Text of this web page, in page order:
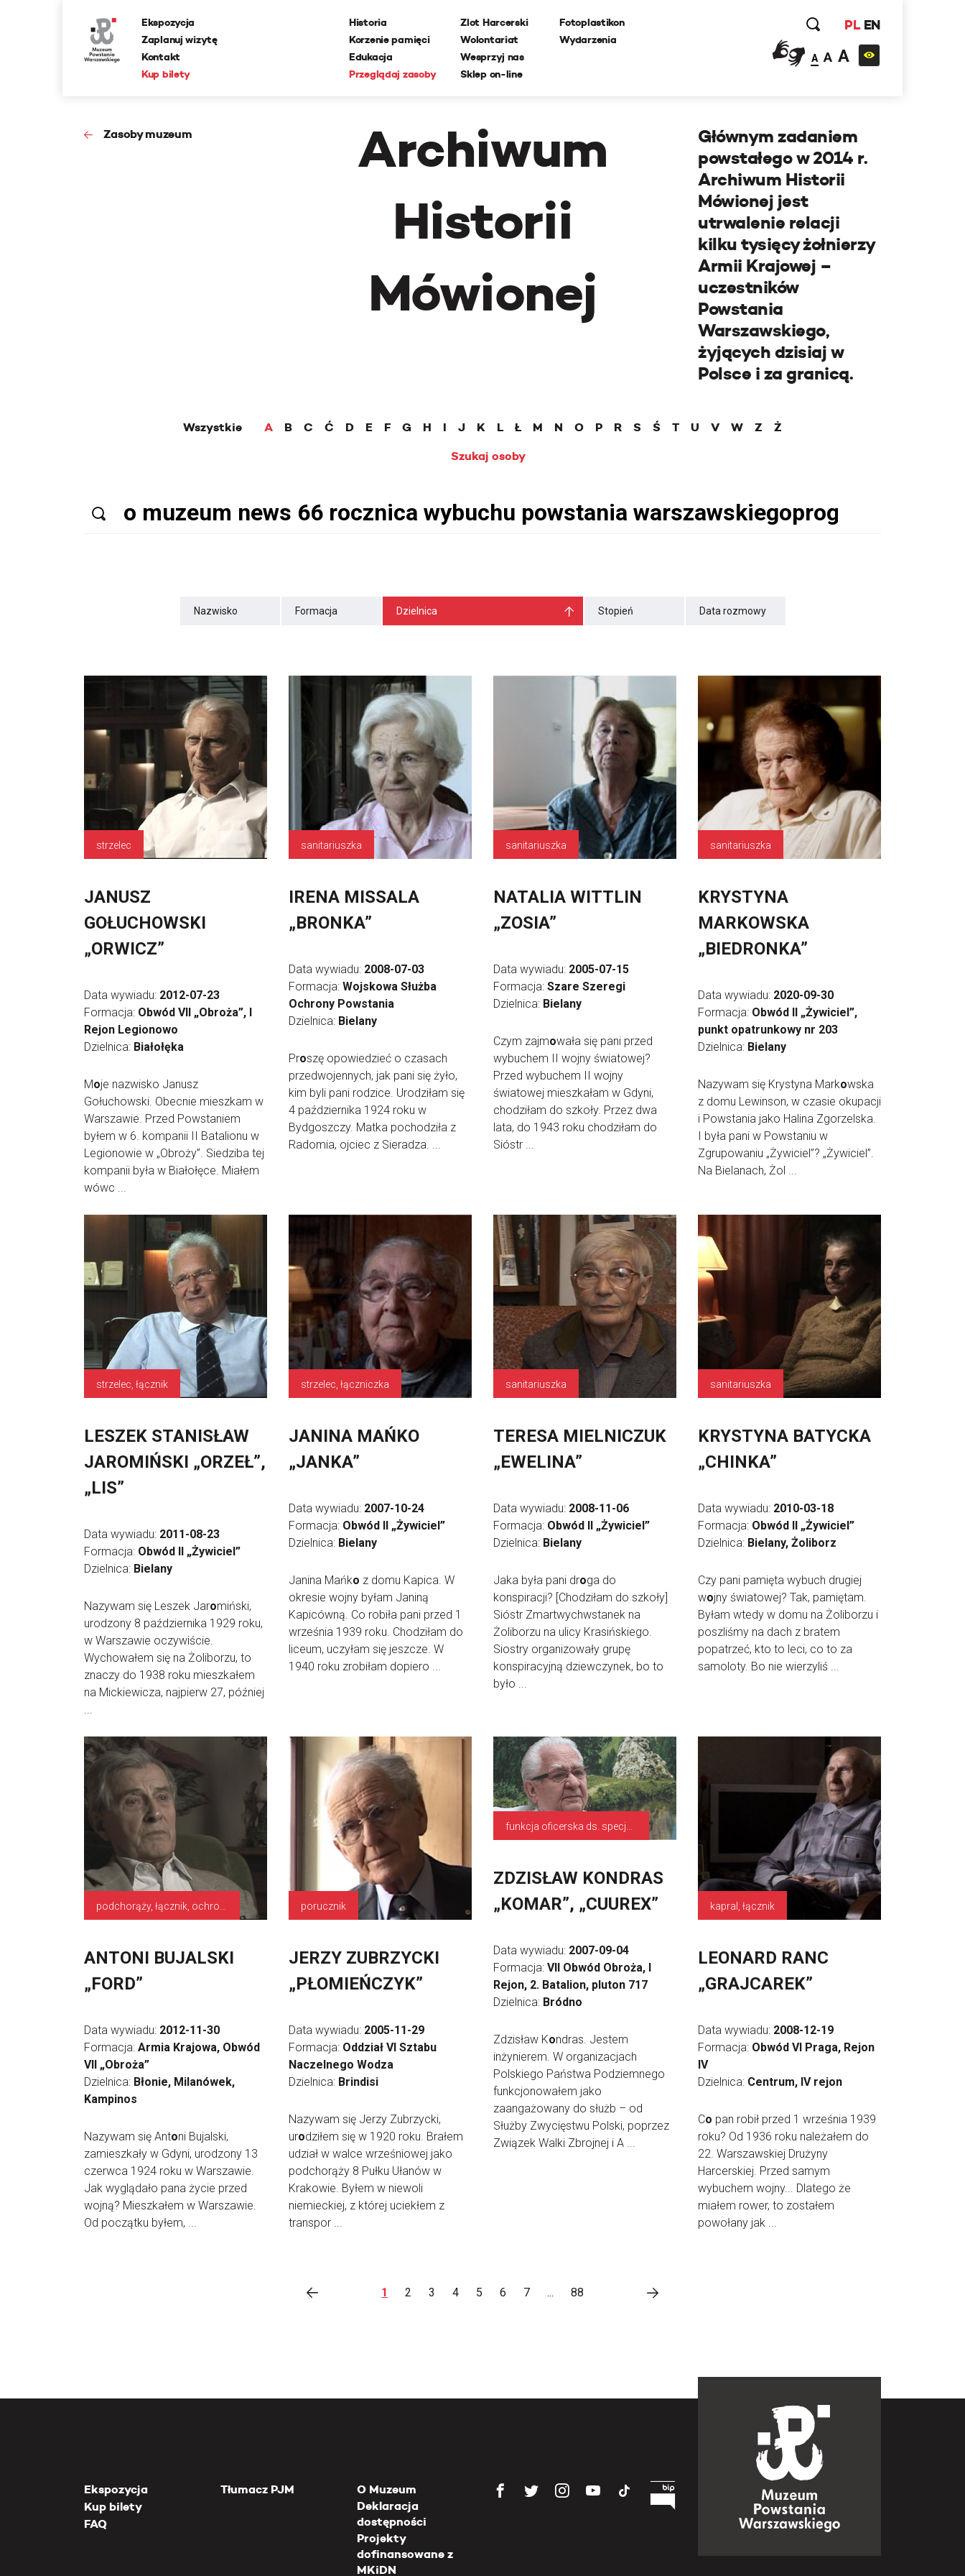
Ekspozycja
Zaplanuj wizytę
Kontakt
Kup bilety
Historia
Korzenie pamięci
Edukacja
Przeglądaj zasoby
Zlot Harcerski
Wolontariat
Wesprzyj nas
Sklep on-line
Fotoplastikon
Wydarzenia
PL EN
A A A
Zasoby muzeum
Archiwum
Historii
Mówionej
Głównym zadaniem
powstałego w 2014 r.
Archiwum Historii
Mówionej jest
utrwalenie relacji
kilku tysięcy żołnierzy
Armii Krajowej –
uczestników
Powstania
Warszawskiego,
żyjących dzisiaj w
Polsce i za granicą.
Wszystkie A B C Ć D E F G H I J K L Ł M N O P R S Ś T U V W Z
Ż
Szukaj osoby
Nazwisko Formacja Dzielnica Stopień Data rozmowy
strzelec
JANUSZ
GOŁUCHOWSKI
„ORWICZ”
Data wywiadu: 2012-07-23
Formacja: Obwód VII „Obroża”, I
Rejon Legionowo
Dzielnica: Białołęka
Moje nazwisko Janusz
Gołuchowski. Obecnie mieszkam w
Warszawie. Przed Powstaniem
byłem w 6. kompanii II Batalionu w
Legionowie w „Obroży”. Siedziba tej
kompanii była w Białołęce. Miałem
wówc ...
sanitariuszka
IRENA MISSALA
„BRONKA”
Data wywiadu: 2008-07-03
Formacja: Wojskowa Służba
Ochrony Powstania
Dzielnica: Bielany
Proszę opowiedzieć o czasach
przedwojennych, jak pani się żyło,
kim byli pani rodzice. Urodziłam się
4 października 1924 roku w
Bydgoszczy. Matka pochodziła z
Radomia, ojciec z Sieradza. ...
sanitariuszka
NATALIA WITTLIN
„ZOSIA”
Data wywiadu: 2005-07-15
Formacja: Szare Szeregi
Dzielnica: Bielany
Czym zajmowała się pani przed
wybuchem II wojny światowej?
Przed wybuchem II wojny
światowej mieszkałam w Gdyni,
chodziłam do szkoły. Przez dwa
lata, do 1943 roku chodziłam do
Sióstr ...
sanitariuszka
KRYSTYNA
MARKOWSKA
„BIEDRONKA”
Data wywiadu: 2020-09-30
Formacja: Obwód II „Żywiciel”,
punkt opatrunkowy nr 203
Dzielnica: Bielany
Nazywam się Krystyna Markowska
z domu Lewinson, w czasie okupacji
i Powstania jako Halina Zgorzelska.
I była pani w Powstaniu w
Zgrupowaniu „Żywiciel”? „Żywiciel”.
Na Bielanach, Żol ...
strzelec, łącznik
LESZEK STANISŁAW
JAROMIŃSKI „ORZEŁ”,
„LIS”
Data wywiadu: 2011-08-23
Formacja: Obwód II „Żywiciel”
Dzielnica: Bielany
Nazywam się Leszek Jaromiński,
urodzony 8 października 1929 roku,
w Warszawie oczywiście.
Wychowałem się na Żoliborzu, to
znaczy do 1938 roku mieszkałem
na Mickiewicza, najpierw 27, później
...
strzelec, łączniczka
JANINA MAŃKO
„JANKA”
Data wywiadu: 2007-10-24
Formacja: Obwód II „Żywiciel”
Dzielnica: Bielany
Janina Mańko z domu Kapica. W
okresie wojny byłam Janiną
Kapicówną. Co robiła pani przed 1
września 1939 roku. Chodziłam do
liceum, uczyłam się jeszcze. W
1940 roku zrobiłam dopiero ...
sanitariuszka
TERESA MIELNICZUK
„EWELINA”
Data wywiadu: 2008-11-06
Formacja: Obwód II „Żywiciel”
Dzielnica: Bielany
Jaka była pani droga do
konspiracji? [Chodziłam do szkoły]
Sióstr Zmartwychwstanek na
Żoliborzu na ulicy Krasińskiego.
Siostry organizowały grupę
konspiracyjną dziewczynek, bo to
było ...
sanitariuszka
KRYSTYNA BATYCKA
„CHINKA”
Data wywiadu: 2010-03-18
Formacja: Obwód II „Żywiciel”
Dzielnica: Bielany, Żoliborz
Czy pani pamięta wybuch drugiej
wojny światowej? Tak, pamiętam.
Byłam wtedy w domu na Żoliborzu i
poszliśmy na dach z bratem
popatrzeć, kto to leci, co to za
samoloty. Bo nie wierzyliś ...
ANTONI BUJALSKI
„FORD”
Data wywiadu: 2012-11-30
Formacja: Armia Krajowa, Obwód
VII „Obroża”
Dzielnica: Błonie, Milanówek,
Kampinos
Nazywam się Antoni Bujalski,
zamieszkały w Gdyni, urodzony 13
czerwca 1924 roku w Warszawie.
Jak wyglądało pana życie przed
wojną? Mieszkałem w Warszawie.
Od początku byłem, ...
porucznik
JERZY ZUBRZYCKI
„PŁOMIEŃCZYK”
Data wywiadu: 2005-11-29
Formacja: Oddział VI Sztabu
Naczelnego Wodza
Dzielnica: Brindisi
Nazywam się Jerzy Zubrzycki,
urodziłem się w 1920 roku. Brałem
udział w walce wrześniowej jako
podchorąży 8 Pułku Ułanów w
Krakowie. Byłem w niewoli
niemieckiej, z której uciekłem z
transpor ...
ZDZISŁAW KONDRAS
„KOMAR”, „CUUREX”
Data wywiadu: 2007-09-04
Formacja: VII Obwód Obroża, I
Rejon, 2. Batalion, pluton 717
Dzielnica: Bródno
Zdzisław Kondras. Jestem
inżynierem. W organizacjach
Polskiego Państwa Podziemnego
funkcjonowałem jako
zaangażowany do służb – od
Służby Zwycięstwu Polski, poprzez
Związek Walki Zbrojnej i A ...
kapral, łącznik
LEONARD RANC
„GRAJCAREK”
Data wywiadu: 2008-12-19
Formacja: Obwód VI Praga, Rejon
IV
Dzielnica: Centrum, IV rejon
Co pan robił przed 1 września 1939
roku? Od 1936 roku należałem do
22. Warszawskiej Drużyny
Harcerskiej. Przed samym
wybuchem wojny... Dlatego że
miałem rower, to zostałem
powołany jak ...
1 2 3 4 5 6 7 ... 88
Ekspozycja
Kup bilety
FAQ
Tłumacz PJM
O Muzeum
Deklaracja
dostępności
Projekty
dofinansowane z
MKiDN